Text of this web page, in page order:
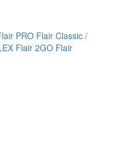
PRO Flair Classic /
Flair 2GO Flair